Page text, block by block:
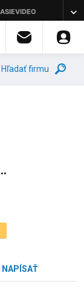
Hľadať firmu
NAPÍSAŤ